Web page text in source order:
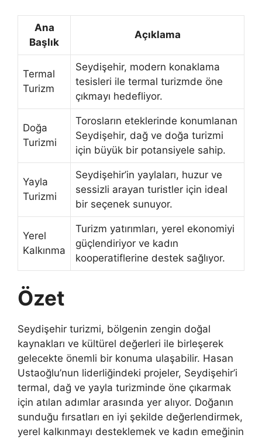
Ana
Başlık
Açıklama
Termal
Turizm
Seydişehir, modern konaklama
tesisleri ile termal turizmde öne
çıkmayı hedefliyor.
Doğa
Turizmi
Torosların eteklerinde konumlanan
Seydişehir, dağ ve doğa turizmi
için büyük bir potansiyele sahip.
Yayla
Turizmi
Seydişehir’in yaylaları, huzur ve
sessizli arayan turistler için ideal
bir seçenek sunuyor.
Yerel
Kalkınma
Turizm yatırımları, yerel ekonomiyi
güçlendiriyor ve kadın
kooperatiflerine destek sağlıyor.
Özet
Seydişehir turizmi, bölgenin zengin doğal
kaynakları ve kültürel değerleri ile birleşerek
gelecekte önemli bir konuma ulaşabilir. Hasan
Ustaoğlu’nun liderliğindeki projeler, Seydişehir’i
termal, dağ ve yayla turizminde öne çıkarmak
için atılan adımlar arasında yer alıyor. Doğanın
sunduğu fırsatları en iyi şekilde değerlendirmek,
yerel kalkınmayı desteklemek ve kadın emeğinin